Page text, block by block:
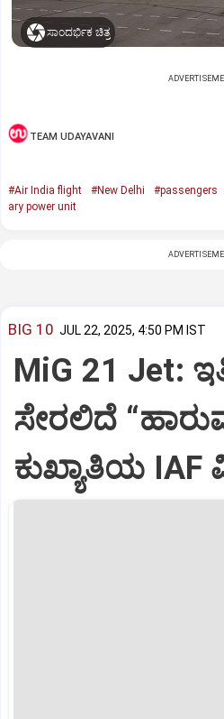
ಸಾಂದರ್ಭಿಕ ಚಿತ್ರ
TEAM UDAYAVANI
#Air India flight #New Delhi #passengers
ary power unit
BIG 10 JUL 22, 2025, 4:50 PM IST
MiG 21 Jet:
ಸೇರಲಿದೆ
ಕುಖ್ಯಾತಿಯ